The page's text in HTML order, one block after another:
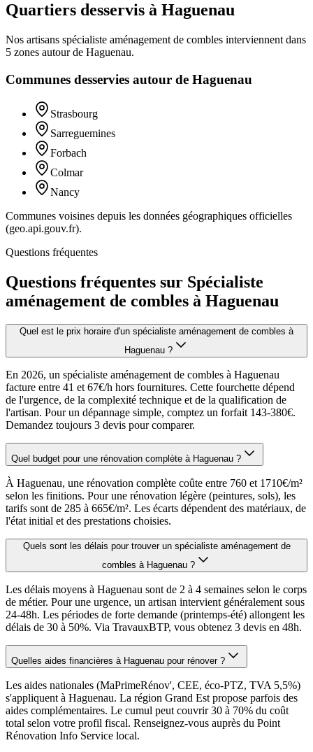
Quartiers desservis à Haguenau
Nos artisans spécialiste aménagement de combles interviennent dans
5 zones autour de Haguenau.
Communes desservies autour de Haguenau
Strasbourg
Sarreguemines
Forbach
Colmar
Nancy
Communes voisines depuis les données géographiques officielles
(geo.api.gouv.fr).
Questions fréquentes
Questions fréquentes sur Spécialiste
aménagement de combles à Haguenau
Quel est le prix horaire d'un spécialiste aménagement de combles à
Haguenau ?
En 2026, un spécialiste aménagement de combles à Haguenau
facture entre 41 et 67€/h hors fournitures. Cette fourchette dépend
de l'urgence, de la complexité technique et de la qualification de
l'artisan. Pour un dépannage simple, comptez un forfait 143-380€.
Demandez toujours 3 devis pour comparer.
Quel budget pour une rénovation complète à Haguenau ?
À Haguenau, une rénovation complète coûte entre 760 et 1710€/m²
selon les finitions. Pour une rénovation légère (peintures, sols), les
tarifs sont de 285 à 665€/m². Les écarts dépendent des matériaux, de
l'état initial et des prestations choisies.
Quels sont les délais pour trouver un spécialiste aménagement de
combles à Haguenau ?
Les délais moyens à Haguenau sont de 2 à 4 semaines selon le corps
de métier. Pour une urgence, un artisan intervient généralement sous
24-48h. Les périodes de forte demande (printemps-été) allongent les
délais de 30 à 50%. Via TravauxBTP, vous obtenez 3 devis en 48h.
Quelles aides financières à Haguenau pour rénover ?
Les aides nationales (MaPrimeRénov', CEE, éco-PTZ, TVA 5,5%)
s'appliquent à Haguenau. La région Grand Est propose parfois des
aides complémentaires. Le cumul peut couvrir 30 à 70% du coût
total selon votre profil fiscal. Renseignez-vous auprès du Point
Rénovation Info Service local.